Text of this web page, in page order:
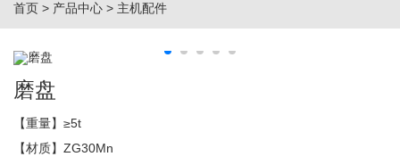
首页 > 产品中心 > 主机配件
磨盘
【重量】≥5t
【材质】ZG30Mn